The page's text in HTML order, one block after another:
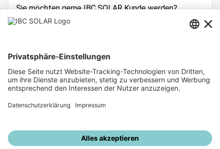
Sie möchten gerne IBC SOLAR Kunde werden?
Dann registrieren Sie sich jetzt!
Unsere weiteren Angebote
IBC SOLAR Webseite